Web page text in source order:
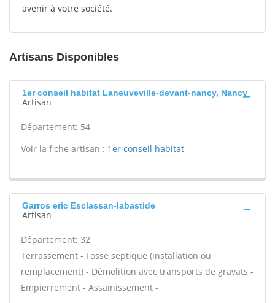
avenir à votre société.
Artisans Disponibles
1er conseil habitat Laneuveville-devant-nancy, Nancy
Artisan
Département: 54
Voir la fiche artisan : 1er conseil habitat
Garros eric Esclassan-labastide
Artisan
Département: 32
Terrassement - Fosse septique (installation ou
remplacement) - Démolition avec transports de gravats -
Empierrement - Assainissement -